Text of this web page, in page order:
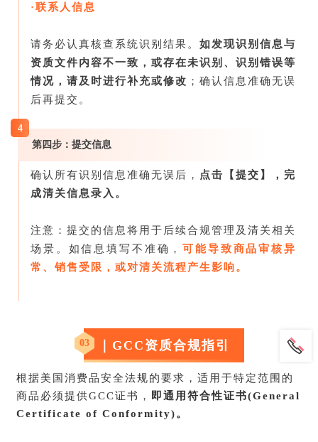
·联系人信息
请务必认真核查系统识别结果。 如发现识别信息与
资质文件内容不一致，或存在未识别、识别错误等
情况，请及时进行补充或修改 ；确认信息准确无误
后再提交。
4
第四步：提交信息
确认所有识别信息准确无误后，
点击【提交】，完
成清关信息录入。
注意：提交的信息将用于后续合规管理及清关相关
场景。如信息填写不准确，可能导致商品审核异
常、销售受限，或对清关流程产生影响。
03 GCC资质合规指引
根据美国消费品安全法规的要求，适用于特定范围的
商品必须提供GCC证书，
即通用符合性证书(General
Certificate of Conformity)。